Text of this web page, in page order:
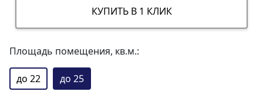
КУПИТЬ В 1 КЛИК
Площадь помещения, кв.м.:
до 22 до 25